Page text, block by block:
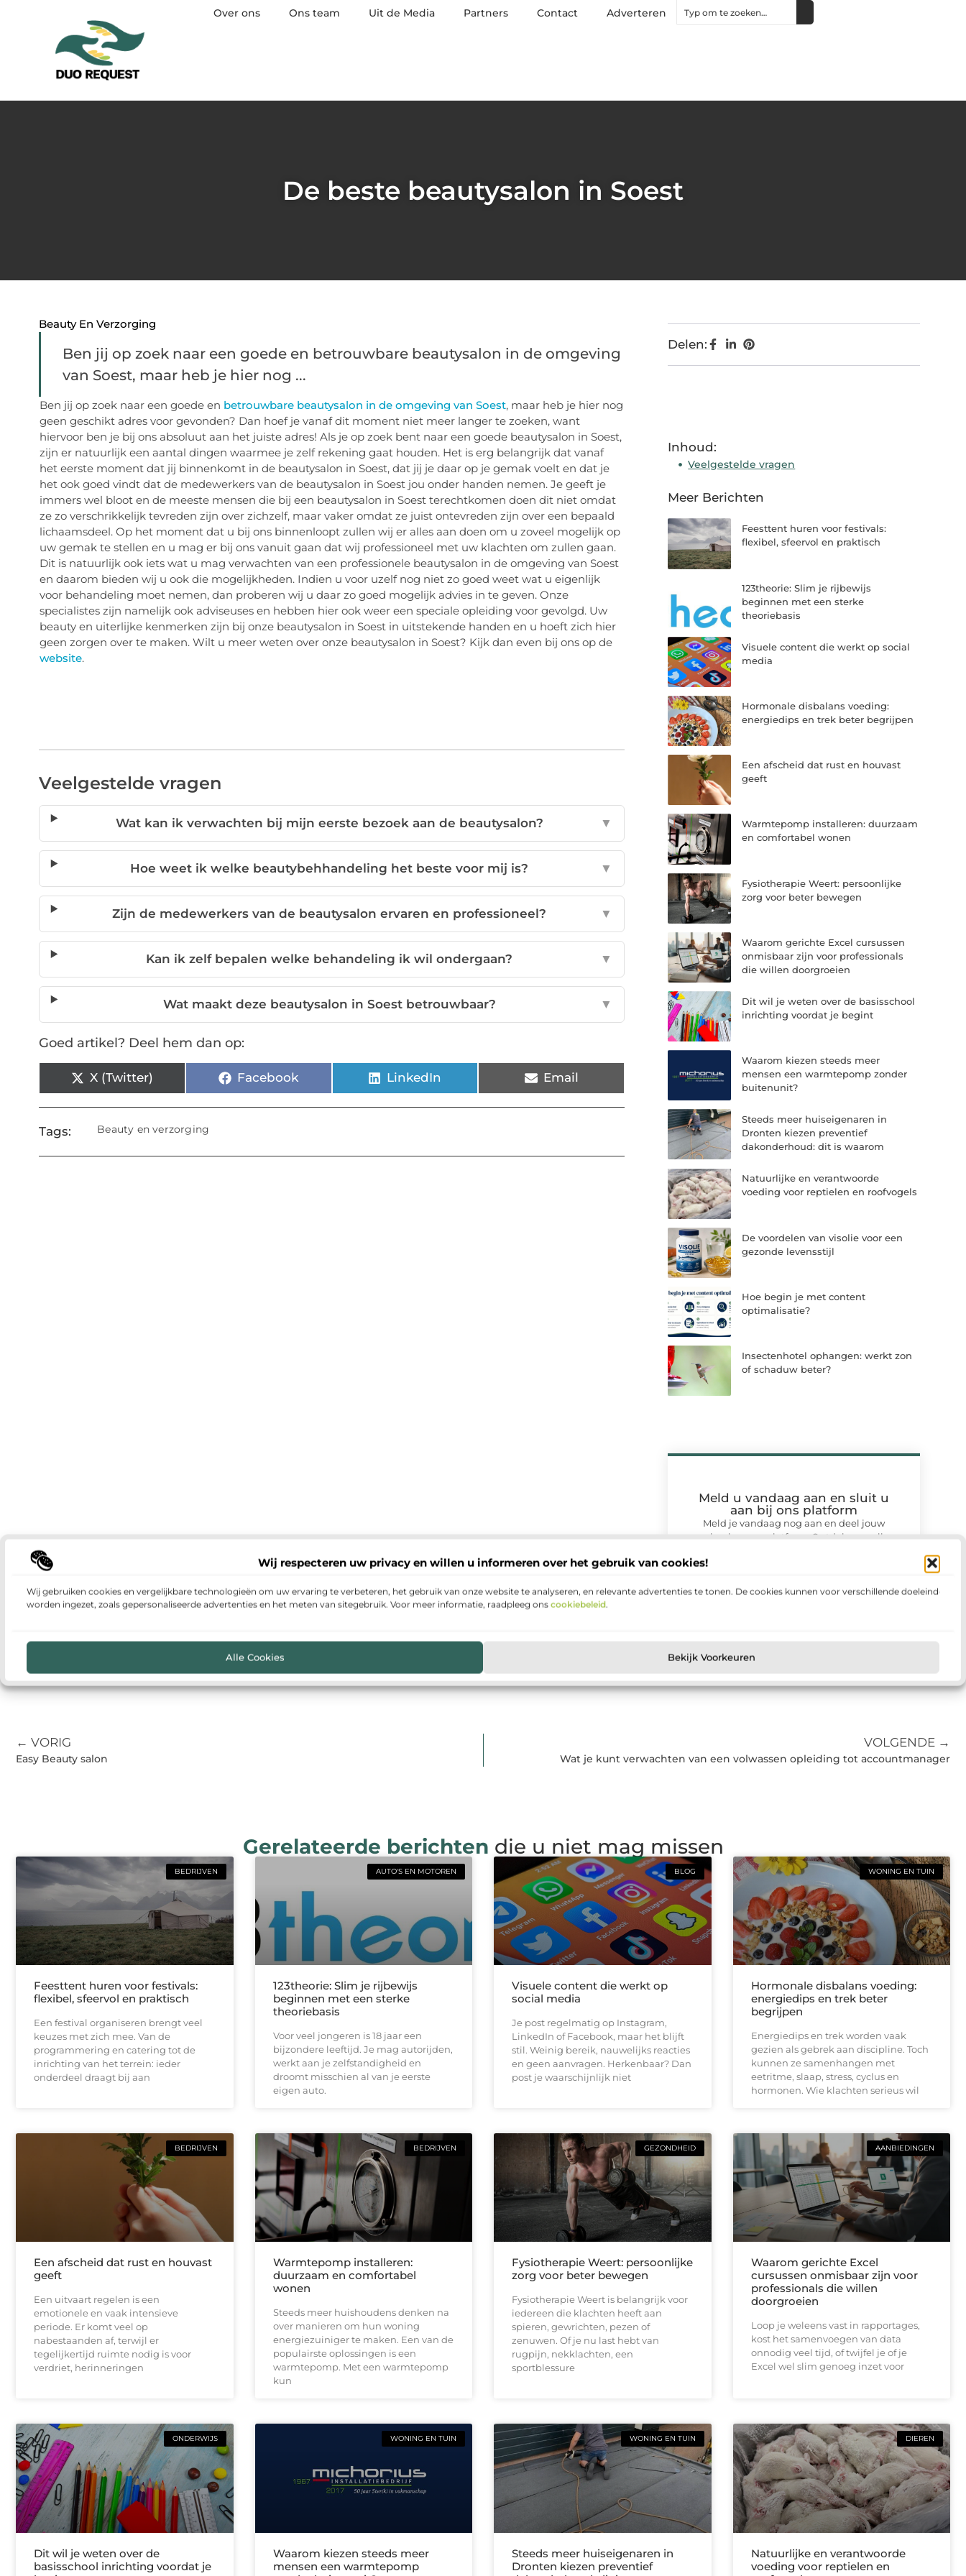
Wij respecteren uw privacy en willen u informeren over het gebruik van cookies!
Wij gebruiken cookies en vergelijkbare technologieën om uw ervaring te verbeteren, het gebruik van onze website te analyseren, en relevante advertenties te tonen. De cookies kunnen voor verschillende doeleinden
worden ingezet, zoals gepersonaliseerde advertenties en het meten van sitegebruik. Voor meer informatie, raadpleeg ons cookiebeleid.
Alle Cookies Bekijk Voorkeuren
Over ons Ons team Uit de Media Partners Contact Adverteren
De beste beautysalon in Soest
Beauty En Verzorging
Ben jij op zoek naar een goede en betrouwbare beautysalon in de omgeving
van Soest, maar heb je hier nog ...
Ben jij op zoek naar een goede en betrouwbare beautysalon in de omgeving van Soest, maar heb je hier nog
geen geschikt adres voor gevonden? Dan hoef je vanaf dit moment niet meer langer te zoeken, want
hiervoor ben je bij ons absoluut aan het juiste adres! Als je op zoek bent naar een goede beautysalon in Soest,
zijn er natuurlijk een aantal dingen waarmee je zelf rekening gaat houden. Het is erg belangrijk dat vanaf
het eerste moment dat jij binnenkomt in de beautysalon in Soest, dat jij je daar op je gemak voelt en dat je
het ook goed vindt dat de medewerkers van de beautysalon in Soest jou onder handen nemen. Je geeft je
immers wel bloot en de meeste mensen die bij een beautysalon in Soest terechtkomen doen dit niet omdat
ze zo verschrikkelijk tevreden zijn over zichzelf, maar vaker omdat ze juist ontevreden zijn over een bepaald
lichaamsdeel. Op het moment dat u bij ons binnenloopt zullen wij er alles aan doen om u zoveel mogelijk op
uw gemak te stellen en u mag er bij ons vanuit gaan dat wij professioneel met uw klachten om zullen gaan.
Dit is natuurlijk ook iets wat u mag verwachten van een professionele beautysalon in de omgeving van Soest
en daarom bieden wij u ook die mogelijkheden. Indien u voor uzelf nog niet zo goed weet wat u eigenlijk
voor behandeling moet nemen, dan proberen wij u daar zo goed mogelijk advies in te geven. Onze
specialistes zijn namelijk ook adviseuses en hebben hier ook weer een speciale opleiding voor gevolgd. Uw
beauty en uiterlijke kenmerken zijn bij onze beautysalon in Soest in uitstekende handen en u hoeft zich hier
geen zorgen over te maken. Wilt u meer weten over onze beautysalon in Soest? Kijk dan even bij ons op de
website.
Veelgestelde vragen
Wat kan ik verwachten bij mijn eerste bezoek aan de beautysalon? ▼
Hoe weet ik welke beautybehhandeling het beste voor mij is? ▼
Zijn de medewerkers van de beautysalon ervaren en professioneel? ▼
Kan ik zelf bepalen welke behandeling ik wil ondergaan? ▼
Wat maakt deze beautysalon in Soest betrouwbaar? ▼
Goed artikel? Deel hem dan op:
X (Twitter) Facebook LinkedIn Email
Tags: Beauty en verzorging
Delen:
Inhoud:
Veelgestelde vragen
Meer Berichten
Feesttent huren voor festivals:
flexibel, sfeervol en praktisch
123theorie: Slim je rijbewijs
beginnen met een sterke
theoriebasis
Visuele content die werkt op social
media
Hormonale disbalans voeding:
energiedips en trek beter begrijpen
Een afscheid dat rust en houvast
geeft
Warmtepomp installeren: duurzaam
en comfortabel wonen
Fysiotherapie Weert: persoonlijke
zorg voor beter bewegen
Waarom gerichte Excel cursussen
onmisbaar zijn voor professionals
die willen doorgroeien
Dit wil je weten over de basisschool
inrichting voordat je begint
Waarom kiezen steeds meer
mensen een warmtepomp zonder
buitenunit?
Steeds meer huiseigenaren in
Dronten kiezen preventief
dakonderhoud: dit is waarom
Natuurlijke en verantwoorde
voeding voor reptielen en roofvogels
De voordelen van visolie voor een
gezonde levensstijl
Hoe begin je met content
optimalisatie?
Insectenhotel ophangen: werkt zon
of schaduw beter?
Meld u vandaag aan en sluit u
aan bij ons platform
Meld je vandaag nog aan en deel jouw
verhaal op ons platform. Ontdek op welke
Registreer nu
← VORIG
Easy Beauty salon
VOLGENDE →
Wat je kunt verwachten van een volwassen opleiding tot accountmanager
Gerelateerde berichten die u niet mag missen
BEDRIJVEN
Feesttent huren voor festivals:
flexibel, sfeervol en praktisch
Een festival organiseren brengt veel
keuzes met zich mee. Van de
programmering en catering tot de
inrichting van het terrein: ieder
onderdeel draagt bij aan
AUTO'S EN MOTOREN
123theorie: Slim je rijbewijs
beginnen met een sterke
theoriebasis
Voor veel jongeren is 18 jaar een
bijzondere leeftijd. Je mag autorijden,
werkt aan je zelfstandigheid en
droomt misschien al van je eerste
eigen auto.
BLOG
Visuele content die werkt op
social media
Je post regelmatig op Instagram,
LinkedIn of Facebook, maar het blijft
stil. Weinig bereik, nauwelijks reacties
en geen aanvragen. Herkenbaar? Dan
post je waarschijnlijk niet
WONING EN TUIN
Hormonale disbalans voeding:
energiedips en trek beter
begrijpen
Energiedips en trek worden vaak
gezien als gebrek aan discipline. Toch
kunnen ze samenhangen met
eetritme, slaap, stress, cyclus en
hormonen. Wie klachten serieus wil
BEDRIJVEN
Een afscheid dat rust en houvast
geeft
Een uitvaart regelen is een
emotionele en vaak intensieve
periode. Er komt veel op
nabestaanden af, terwijl er
tegelijkertijd ruimte nodig is voor
verdriet, herinneringen
BEDRIJVEN
Warmtepomp installeren:
duurzaam en comfortabel
wonen
Steeds meer huishoudens denken na
over manieren om hun woning
energiezuiniger te maken. Een van de
populairste oplossingen is een
warmtepomp. Met een warmtepomp
kun
GEZONDHEID
Fysiotherapie Weert: persoonlijke
zorg voor beter bewegen
Fysiotherapie Weert is belangrijk voor
iedereen die klachten heeft aan
spieren, gewrichten, pezen of
zenuwen. Of je nu last hebt van
rugpijn, nekklachten, een
sportblessure
AANBIEDINGEN
Waarom gerichte Excel
cursussen onmisbaar zijn voor
professionals die willen
doorgroeien
Loop je weleens vast in rapportages,
kost het samenvoegen van data
onnodig veel tijd, of twijfel je of je
Excel wel slim genoeg inzet voor
ONDERWIJS
Dit wil je weten over de
basisschool inrichting voordat je
WONING EN TUIN
Waarom kiezen steeds meer
mensen een warmtepomp
WONING EN TUIN
Steeds meer huiseigenaren in
Dronten kiezen preventief
DIEREN
Natuurlijke en verantwoorde
voeding voor reptielen en